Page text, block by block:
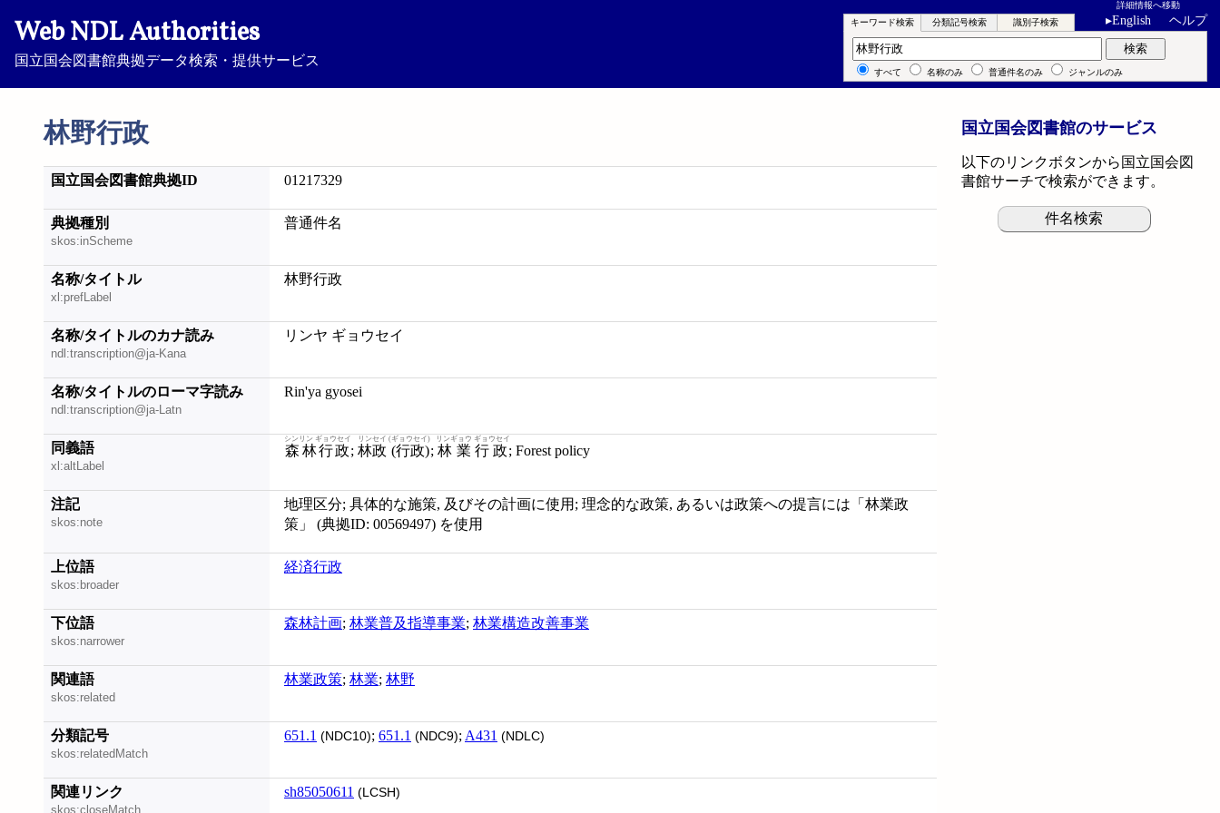
Web NDL Authorities
国立国会図書館典拠データ検索・提供サービス
詳細情報へ移動
▸English ヘルプ
林野行政
キーワード検索 分類記号検索 識別子検索
キーワード検索 検索
すべて 名称のみ 普通件名のみ ジャンルのみ
国立国会図書館典拠ID 01217329
典拠種別
skos:inScheme
普通件名
名称/タイトル
xl:prefLabel
林野行政
名称/タイトルのカナ読み
ndl:transcription@ja-Kana
リンヤ ギョウセイ
名称/タイトルのローマ字読み
ndl:transcription@ja-Latn
Rin'ya gyosei
同義語
xl:altLabel
森林行政
シンリン ギョウセイ
; 林政 (行政)
リンセイ (ギョウセイ)
; 林業行政
リンギョウ ギョウセイ
; Forest policy
注記
skos:note
地理区分; 具体的な施策, 及びその計画に使用; 理念的な政策, あるいは政策への提言には「林業政
策」 (典拠ID: 00569497) を使用
上位語
skos:broader
経済行政
下位語
skos:narrower
森林計画; 林業普及指導事業; 林業構造改善事業
関連語
skos:related
林業政策; 林業; 林野
分類記号
skos:relatedMatch
651.1 (NDC10); 651.1 (NDC9); A431 (NDLC)
関連リンク
skos:closeMatch
sh85050611 (LCSH)
国立国会図書館のサービス
以下のリンクボタンから国立国会図
書館サーチで検索ができます。
件名検索